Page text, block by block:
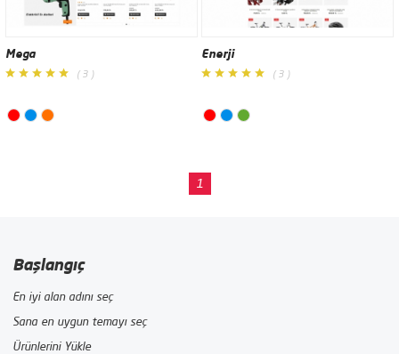
Mega
(3)
Enerji
(3)
1
Başlangıç
En iyi alan adını seç
Sana en uygun temayı seç
Ürünlerini Yükle